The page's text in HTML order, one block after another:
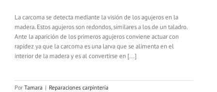
La carcoma se detecta mediante la visión de los agujeros en la
madera. Estos agujeros son redondos, similares a los de un taladro.
Ante la aparición de los primeros agujeros conviene actuar con
rapidez ya que la carcoma es una larva que se alimenta en el
interior de la madera y es al convertirse en [...]
Por Tamara | Reparaciones carpintería